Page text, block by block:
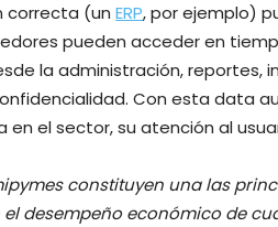
correcta (un ERP, por ejemplo)
pueden acceder en
la administración, reportes,
Con esta data
el sector, su atención al
constituyen una las
desempeño económico de